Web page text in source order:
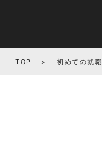
TOP 初めての就職